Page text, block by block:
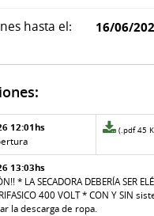
hasta el: 16/06/
del llamado
Archivo
de la
aclaración
12:01hs
Archivo
de
Nº
(.pdf 45
13:03hs
* LA SECADORA DEBERÍA SER
400 VOLT * CON Y SIN
la descarga de ropa.